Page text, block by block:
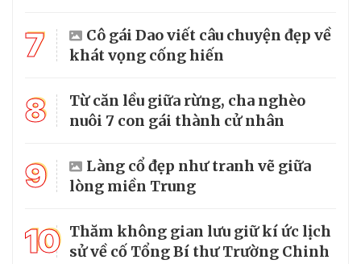
7
Cô gái Dao viết câu chuyện đẹp về
khát vọng cống hiến
8
Từ căn lều giữa rừng, cha nghèo
nuôi 7 con gái thành cử nhân
9
Làng cổ đẹp như tranh vẽ giữa
lòng miền Trung
10 Thăm không gian lưu giữ kí ức lịch
sử về cố Tổng Bí thư Trường Chinh